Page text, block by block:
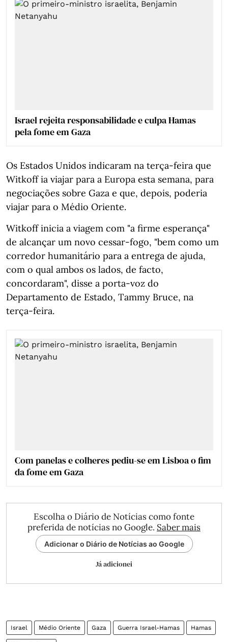
Israel rejeita responsabilidade e culpa Hamas
pela fome em Gaza
Os Estados Unidos indicaram na terça-feira que
Witkoff ia viajar para a Europa esta semana, para
negociações sobre Gaza e que, depois, poderia
viajar para o Médio Oriente.
Witkoff inicia a viagem com "a firme esperança"
de alcançar um novo cessar-fogo, "bem como um
corredor humanitário para a entrega de ajuda,
com o qual ambos os lados, de facto,
concordaram", disse a porta-voz do
Departamento de Estado, Tammy Bruce, na
terça-feira.
Com panelas e colheres pediu-se em Lisboa o fim
da fome em Gaza
Escolha o Diário de Notícias como fonte
preferida de notícias no Google. Saber mais
Adicionar o Diário de Notícias ao Google
Já adicionei
Israel Médio Oriente Gaza Guerra Israel-Hamas Hamas